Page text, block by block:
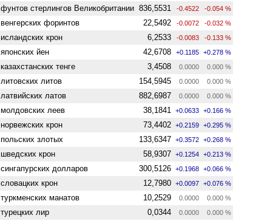
фунтов стерлингов Велико­британии 836,5531 -0.4522 -0.054 %
венгерских форинтов 22,5492 -0.0072 -0.032 %
исландских крон 6,2533 -0.0083 -0.133 %
японских йен 42,6708 +0.1185 +0.278 %
казахстанских тенге 3,4508 0.0000 0.000 %
литовских литов 154,5945 0.0000 0.000 %
латвийских латов 882,6987 0.0000 0.000 %
молдовских леев 38,1841 +0.0633 +0.166 %
норвежских крон 73,4402 +0.2159 +0.295 %
польских злотых 133,6347 +0.3572 +0.268 %
шведских крон 58,9307 +0.1254 +0.213 %
сингапурских долларов 300,5126 +0.1968 +0.066 %
словацких крон 12,7980 +0.0097 +0.076 %
туркменских манатов 10,2529 0.0000 0.000 %
турецких лир 0,0344 0.0000 0.000 %